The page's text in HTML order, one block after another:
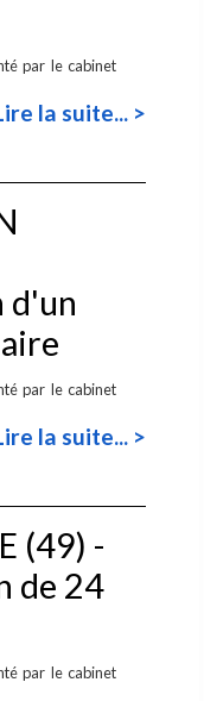
par le cabinet
la suite... >
d'un
par le cabinet
la suite... >
(49) -
de 24
par le cabinet